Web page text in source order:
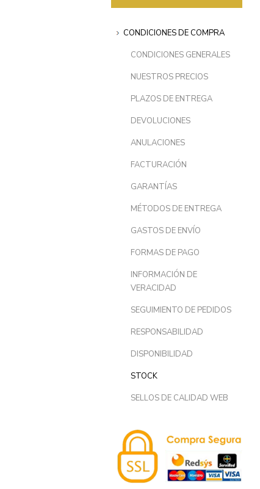
CONDICIONES DE COMPRA
CONDICIONES GENERALES
NUESTROS PRECIOS
PLAZOS DE ENTREGA
DEVOLUCIONES
ANULACIONES
FACTURACIÓN
GARANTÍAS
MÉTODOS DE ENTREGA
GASTOS DE ENVÍO
FORMAS DE PAGO
INFORMACIÓN DE
VERACIDAD
SEGUIMIENTO DE PEDIDOS
RESPONSABILIDAD
DISPONIBILIDAD
STOCK
SELLOS DE CALIDAD WEB